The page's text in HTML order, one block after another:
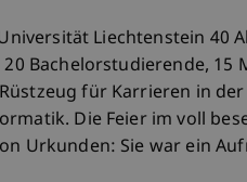
Liechtenstein 40
Bachelorstudierende, 15
für Karrieren in
Die Feier im voll
Urkunden: Sie war ein